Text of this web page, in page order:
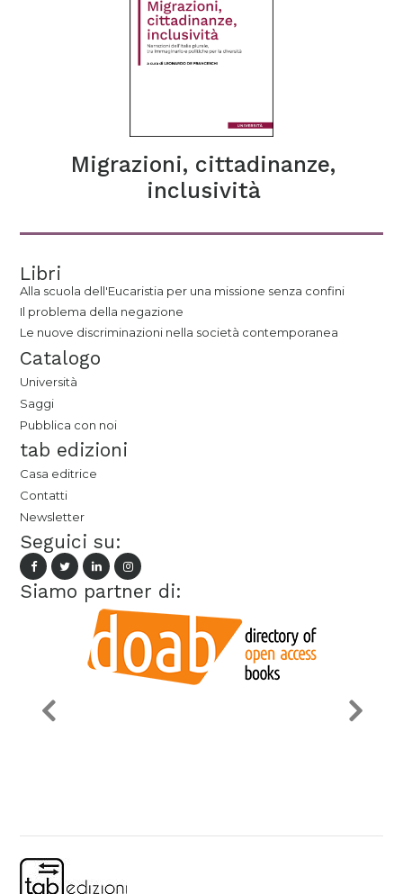
Migrazioni, cittadinanze,
inclusività
Libri
Alla scuola dell'Eucaristia per una missione senza confini
Il problema della negazione
Le nuove discriminazioni nella società contemporanea
Catalogo
Università
Saggi
Pubblica con noi
tab edizioni
Casa editrice
Contatti
Newsletter
Seguici su:
Siamo partner di: